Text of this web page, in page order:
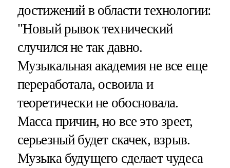
достижений в области технологии:
"Новый рывок технический
случился не так давно.
Музыкальная академия не все еще
переработала, освоила и
теоретически не обосновала.
Масса причин, но все это зреет,
серьезный будет скачек, взрыв.
Музыка будущего сделает чудеса